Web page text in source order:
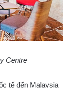
Centre
tế đến Malaysia